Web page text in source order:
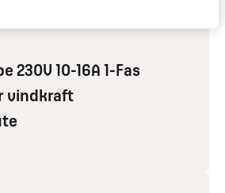
230V 10-16A 1-Fas
vindkraft